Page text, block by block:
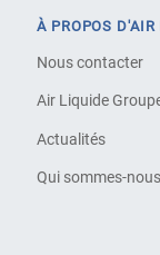
À PROPOS D'AIR
Nous contacter
Air Liquide
Actualités
Qui sommes-